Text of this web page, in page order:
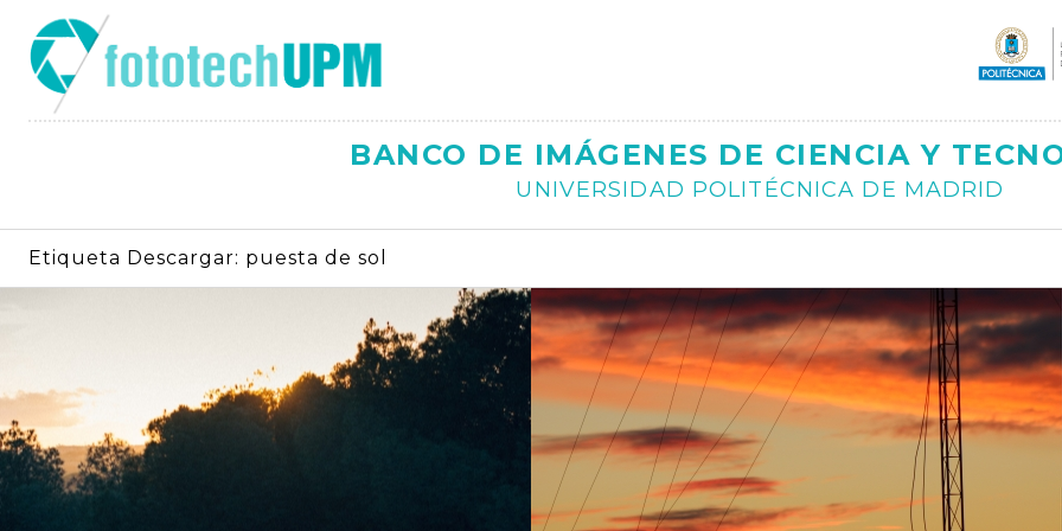
contenido
BANCO DE IMÁGENES DE CIENCIA Y
UNIVERSIDAD POLITÉCNICA DE MADRID
Etiqueta Descargar: puesta de sol